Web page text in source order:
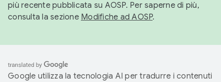
più recente pubblicata su AOSP. Per saperne di più,
consulta la sezione Modifiche ad AOSP.
Google utilizza la tecnologia AI per tradurre i contenuti